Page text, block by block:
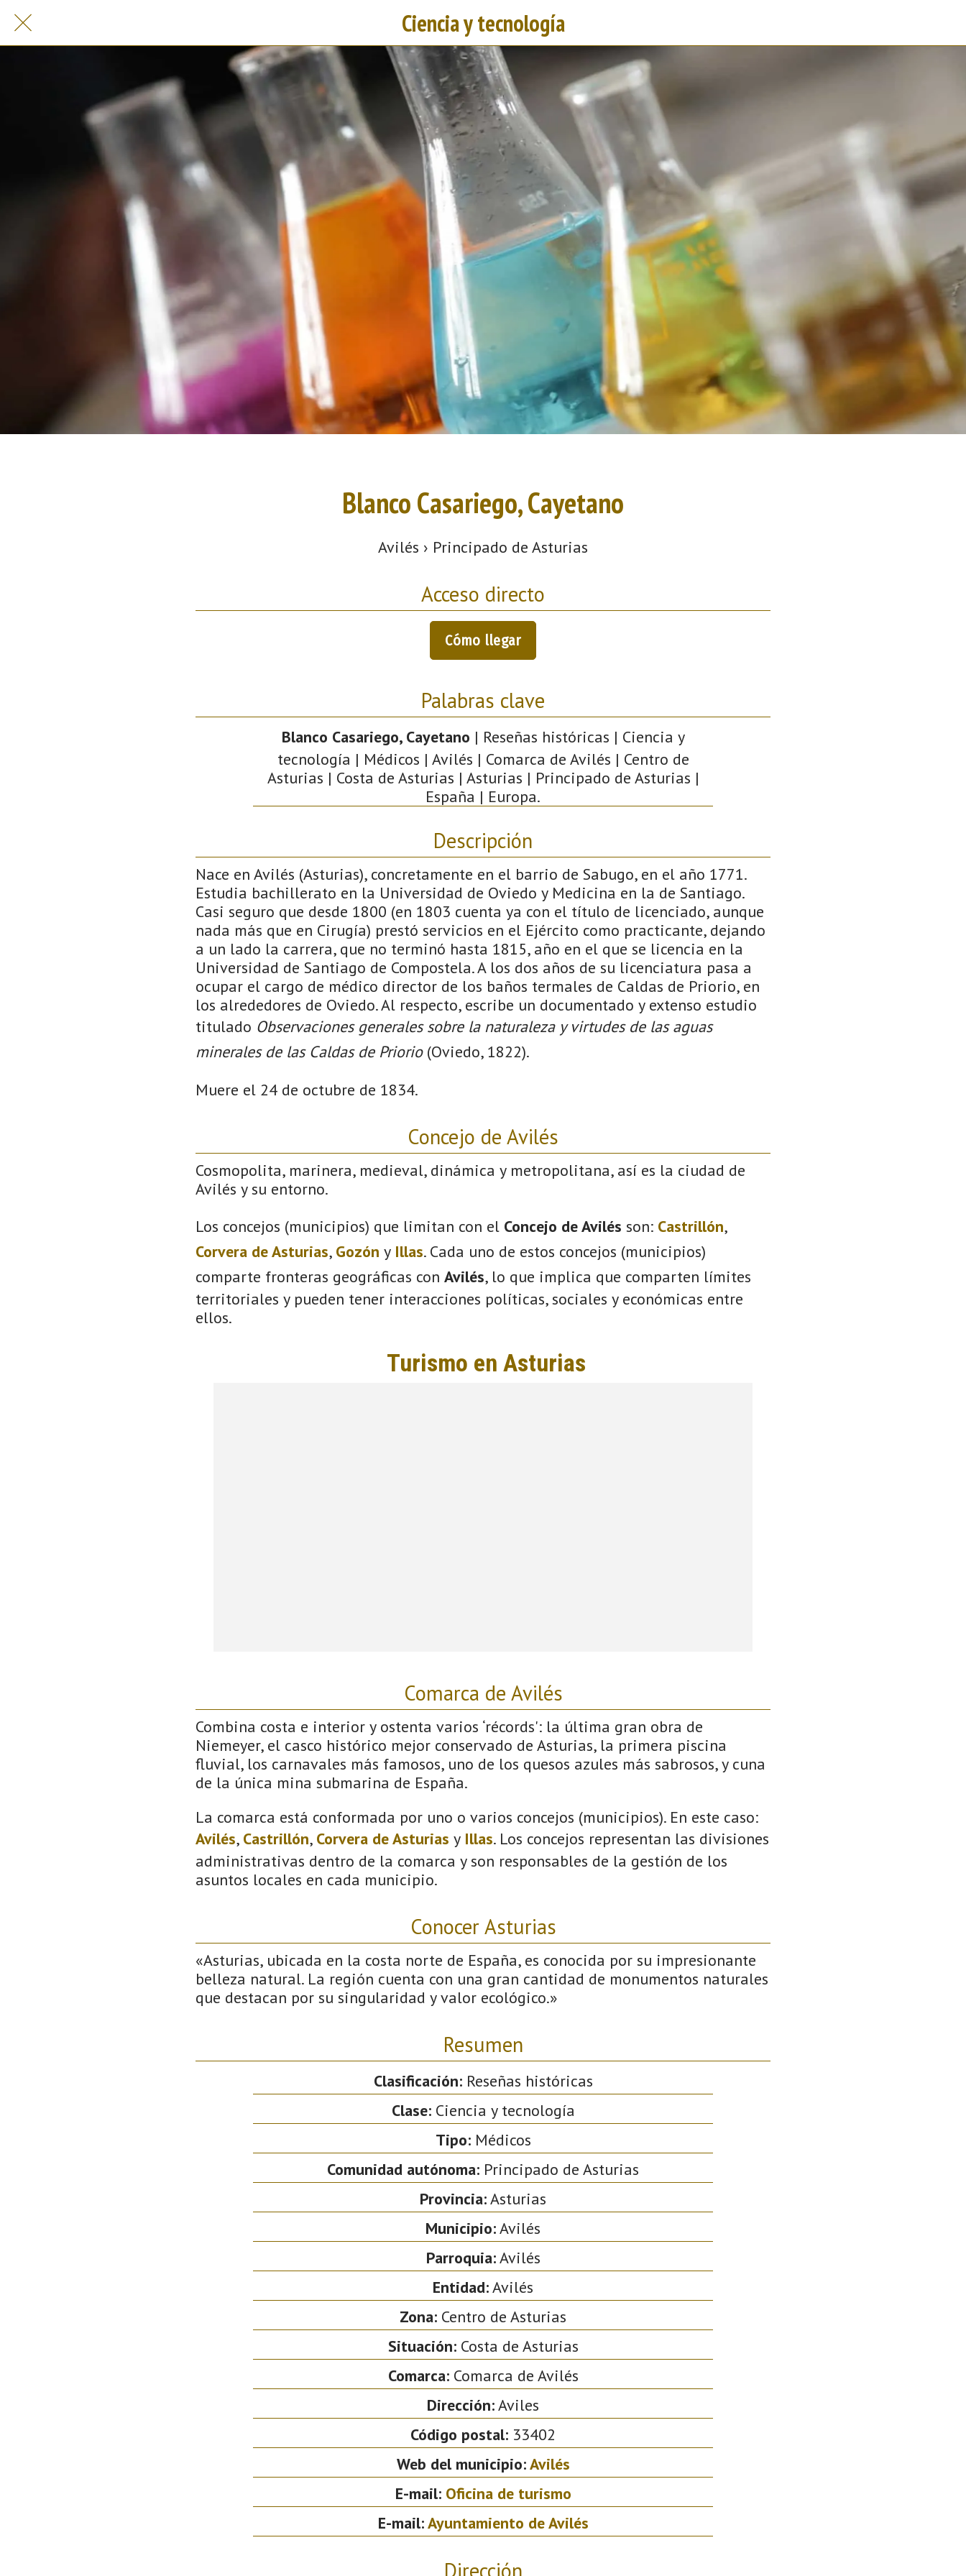
Ciencia y tecnología
Blanco Casariego, Cayetano
Avilés › Principado de Asturias
Acceso directo
Cómo llegar
Palabras clave
Blanco Casariego, Cayetano | Reseñas históricas | Ciencia y
tecnología | Médicos | Avilés | Comarca de Avilés | Centro de
Asturias | Costa de Asturias | Asturias | Principado de Asturias |
España | Europa.
Descripción
Nace en Avilés (Asturias), concretamente en el barrio de Sabugo, en el año 1771.
Estudia bachillerato en la Universidad de Oviedo y Medicina en la de Santiago.
Casi seguro que desde 1800 (en 1803 cuenta ya con el título de licenciado, aunque
nada más que en Cirugía) prestó servicios en el Ejército como practicante, dejando
a un lado la carrera, que no terminó hasta 1815, año en el que se licencia en la
Universidad de Santiago de Compostela. A los dos años de su licenciatura pasa a
ocupar el cargo de médico director de los baños termales de Caldas de Priorio, en
los alrededores de Oviedo. Al respecto, escribe un documentado y extenso estudio
titulado Observaciones generales sobre la naturaleza y virtudes de las aguas
minerales de las Caldas de Priorio(Oviedo, 1822).
Muere el 24 de octubre de 1834.
Concejo de Avilés
Cosmopolita, marinera, medieval, dinámica y metropolitana, así es la ciudad de
Avilés y su entorno.
Los concejos (municipios) que limitan con el Concejo de Avilés son: Castrillón,
Corvera de Asturias, Gozón y Illas. Cada uno de estos concejos (municipios)
comparte fronteras geográficas con Avilés, lo que implica que comparten límites
territoriales y pueden tener interacciones políticas, sociales y económicas entre
ellos.
Comarca de Avilés
Combina costa e interior y ostenta varios ‘récords': la última gran obra de
Niemeyer, el casco histórico mejor conservado de Asturias, la primera piscina
fluvial, los carnavales más famosos, uno de los quesos azules más sabrosos, y cuna
de la única mina submarina de España.
La comarca está conformada por uno o varios concejos (municipios). En este caso:
Avilés, Castrillón, Corvera de Asturias y Illas. Los concejos representan las divisiones
administrativas dentro de la comarca y son responsables de la gestión de los
asuntos locales en cada municipio.
Conocer Asturias
«Asturias, ubicada en la costa norte de España, es conocida por su impresionante
belleza natural. La región cuenta con una gran cantidad de monumentos naturales
que destacan por su singularidad y valor ecológico.»
Resumen
Clasificación:Reseñas históricas
Clase:Ciencia y tecnología
Tipo:Médicos
Comunidad autónoma: Principado de Asturias
Provincia:Asturias
Municipio:Avilés
Parroquia:Avilés
Entidad:Avilés
Zona: Centro de Asturias
Situación:Costa de Asturias
Comarca:Comarca de Avilés
Dirección:Aviles
Código postal: 33402
Web del municipio:Avilés
E-mail: Oficina de turismo
E-mail:Ayuntamiento de Avilés
Dirección